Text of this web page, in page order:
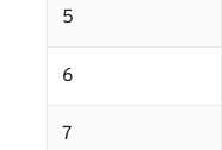
5
6
7